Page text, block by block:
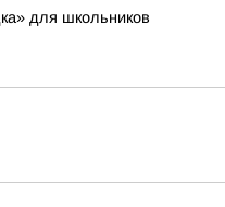
для школьников